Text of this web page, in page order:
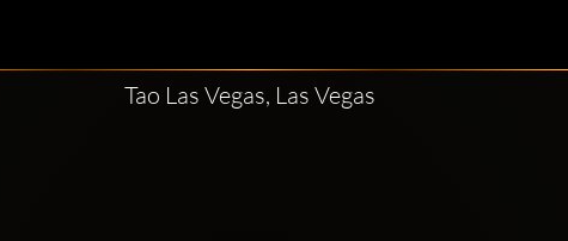
Tao Las Vegas, Las Vegas